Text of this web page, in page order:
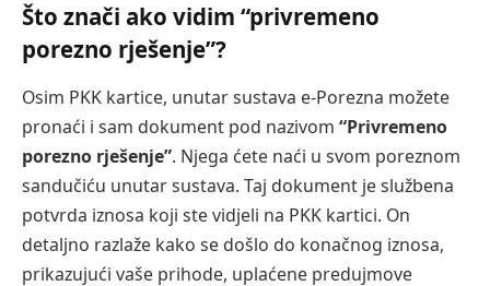
Što znači ako vidim “privremeno
porezno rješenje”?
Osim PKK kartice, unutar sustava e-Porezna možete
pronaći i sam dokument pod nazivom “Privremeno
porezno rješenje”. Njega ćete naći u svom poreznom
sandučiću unutar sustava. Taj dokument je službena
potvrda iznosa koji ste vidjeli na PKK kartici. On
detaljno razlaže kako se došlo do konačnog iznosa,
prikazujući vaše prihode, uplaćene predujmove